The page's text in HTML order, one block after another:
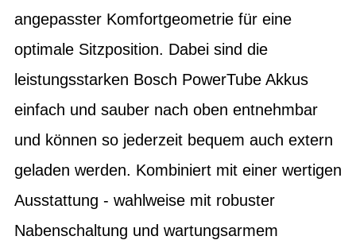
angepasster Komfortgeometrie für eine
optimale Sitzposition. Dabei sind die
leistungsstarken Bosch PowerTube Akkus
einfach und sauber nach oben entnehmbar
und können so jederzeit bequem auch extern
geladen werden. Kombiniert mit einer wertigen
Ausstattung - wahlweise mit robuster
Nabenschaltung und wartungsarmem